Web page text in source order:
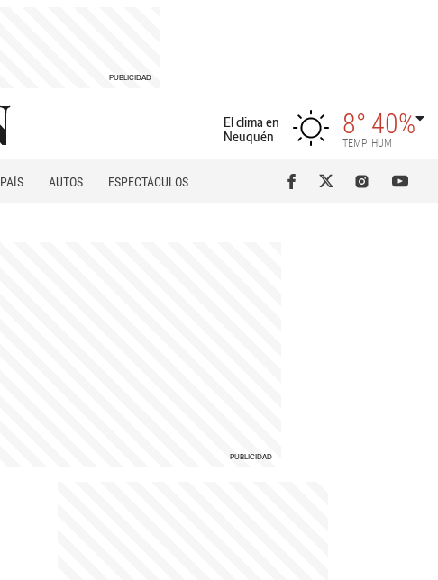
El clima en
Neuquén
8°
TEMP
40%
HUM
PAÍS AUTOS
ESPECTÁCULOS